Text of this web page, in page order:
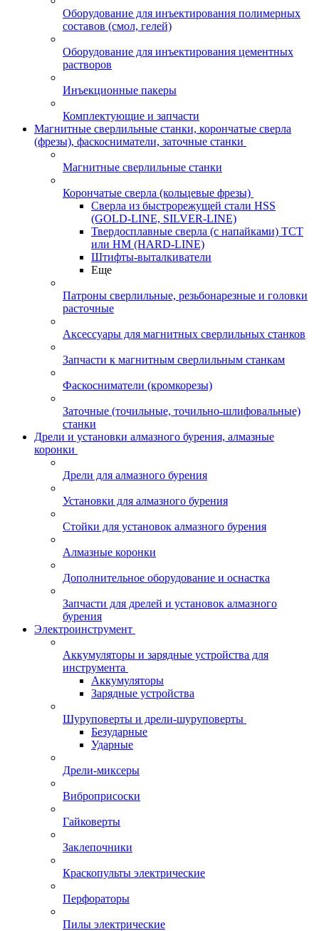
Оборудование для инъектирования полимерных
составов (смол, гелей)
Оборудование для инъектирования цементных
растворов
Инъекционные пакеры
Комплектующие и запчасти
Магнитные сверлильные станки, корончатые сверла
(фрезы), фаскосниматели, заточные станки
Магнитные сверлильные станки
Корончатые сверла (кольцевые фрезы)
Сверла из быстрорежущей стали HSS
(GOLD-LINE, SILVER-LINE)
Твердосплавные сверла (с напайками) ТСТ
или HM (HARD-LINE)
Штифты-выталкиватели
Еще
Патроны сверлильные, резьбонарезные и головки
расточные
Аксессуары для магнитных сверлильных станков
Запчасти к магнитным сверлильным станкам
Фаскосниматели (кромкорезы)
Заточные (точильные, точильно-шлифовальные)
станки
Дрели и установки алмазного бурения, алмазные
коронки
Дрели для алмазного бурения
Установки для алмазного бурения
Стойки для установок алмазного бурения
Алмазные коронки
Дополнительное оборудование и оснастка
Запчасти для дрелей и установок алмазного
бурения
Электроинструмент
Аккумуляторы и зарядные устройства для
инструмента
Аккумуляторы
Зарядные устройства
Шуруповерты и дрели-шуруповерты
Безударные
Ударные
Дрели-миксеры
Виброприсоски
Гайковерты
Заклепочники
Краскопульты электрические
Перфораторы
Пилы электрические